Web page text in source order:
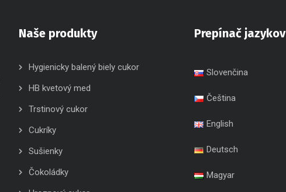
Naše produkty
Hygienicky balený biely cukor
HB kvetový med
Trstinový cukor
Cukríky
Sušienky
Čokoládky
Prepínač jazykov
Slovenčina
Čeština
English
Deutsch
Magyar